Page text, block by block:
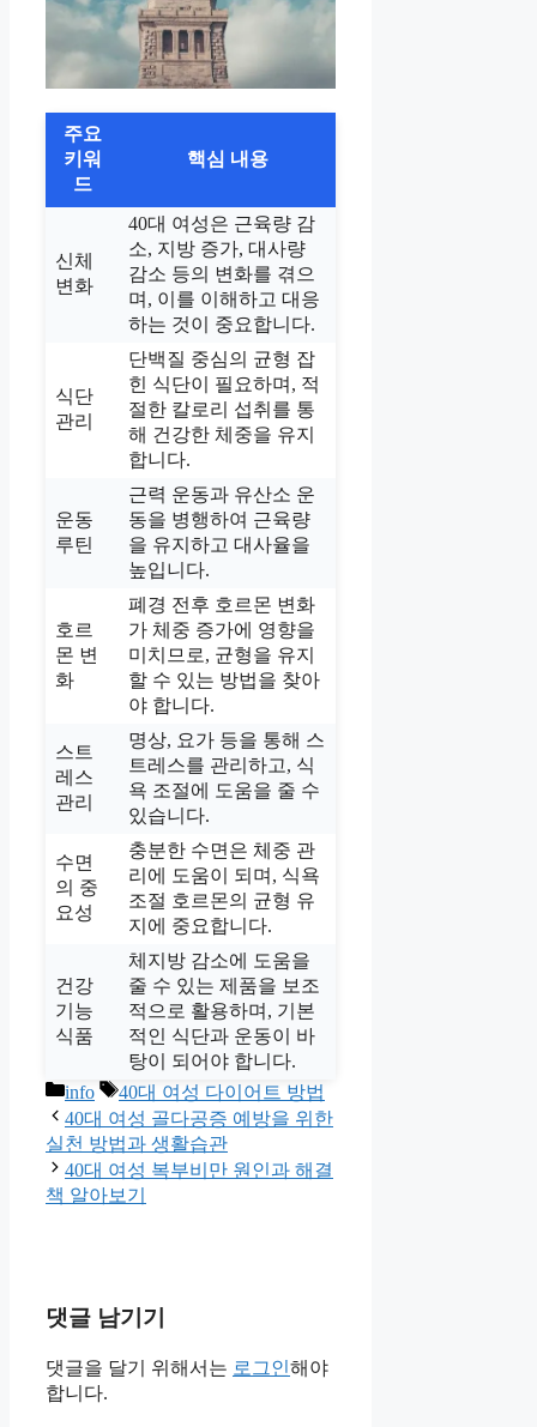
주요
키워
드
핵심 내용
신체
변화
40대 여성은 근육량 감
소, 지방 증가, 대사량
감소 등의 변화를 겪으
며, 이를 이해하고 대응
하는 것이 중요합니다.
식단
관리
단백질 중심의 균형 잡
힌 식단이 필요하며, 적
절한 칼로리 섭취를 통
해 건강한 체중을 유지
합니다.
운동
루틴
근력 운동과 유산소 운
동을 병행하여 근육량
을 유지하고 대사율을
높입니다.
호르
몬 변
화
폐경 전후 호르몬 변화
가 체중 증가에 영향을
미치므로, 균형을 유지
할 수 있는 방법을 찾아
야 합니다.
스트
레스
관리
명상, 요가 등을 통해 스
트레스를 관리하고, 식
욕 조절에 도움을 줄 수
있습니다.
수면
의 중
요성
충분한 수면은 체중 관
리에 도움이 되며, 식욕
조절 호르몬의 균형 유
지에 중요합니다.
건강
기능
식품
체지방 감소에 도움을
줄 수 있는 제품을 보조
적으로 활용하며, 기본
적인 식단과 운동이 바
탕이 되어야 합니다.
카
테
고
리
info
태
그
40대 여성 다이어트 방법
40대 여성 골다공증 예방을 위한
실천 방법과 생활습관
40대 여성 복부비만 원인과 해결
책 알아보기
댓글 남기기
댓글을 달기 위해서는 로그인해야
합니다.